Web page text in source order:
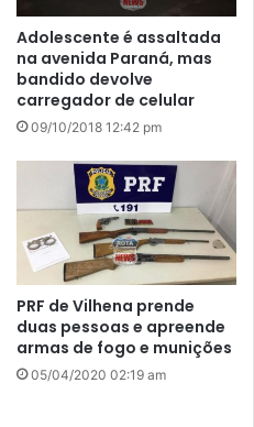
Adolescente é assaltada
na avenida Paraná, mas
bandido devolve
carregador de celular
09/10/2018 12:42 pm
PRF de Vilhena prende
duas pessoas e apreende
armas de fogo e munições
05/04/2020 02:19 am